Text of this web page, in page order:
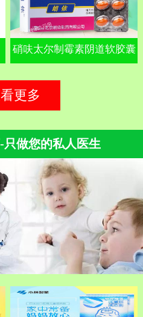
硝呋太尔制霉素阴道软胶囊
更多
只做您的私人医生